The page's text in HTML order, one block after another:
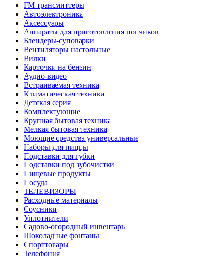
FM трансмиттеры
Автоэлектроника
Аксессуары
Аппараты для приготовления пончиков
Блендеры-суповарки
Вентиляторы настольные
Вилки
Карточки на бензин
Аудио-видео
Встраиваемая техника
Климатическая техника
Детская серия
Комплектующие
Крупная бытовая техника
Мелкая бытовая техника
Моющие средства универсальные
Наборы для пиццы
Подставки для губки
Подставки под зубочистки
Пищевые продукты
Посуда
ТЕЛЕВИЗОРЫ
Расходные материалы
Соусники
Уплотнители
Садово-огородный инвентарь
Шоколадные фонтаны
Спорттовары
Телефония